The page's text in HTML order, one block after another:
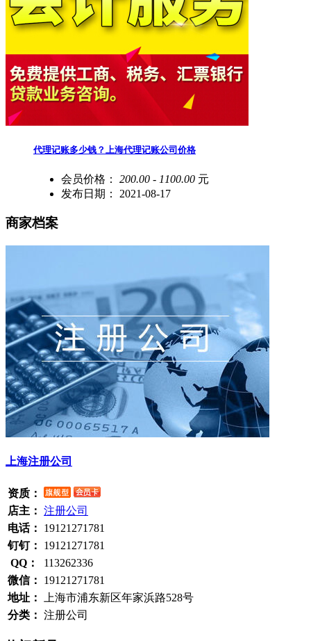
代理记账多少钱？上海代理记账公司价格
会员价格： 200.00 - 1100.00 元
发布日期： 2021-08-17
商家档案
上海注册公司
资质：
店主： 注册公司
电话：
19121271781
钉钉：
19121271781
QQ：
113262336
微信：
19121271781
地址：
上海市浦东新区年家浜路528号
分类： 注册公司